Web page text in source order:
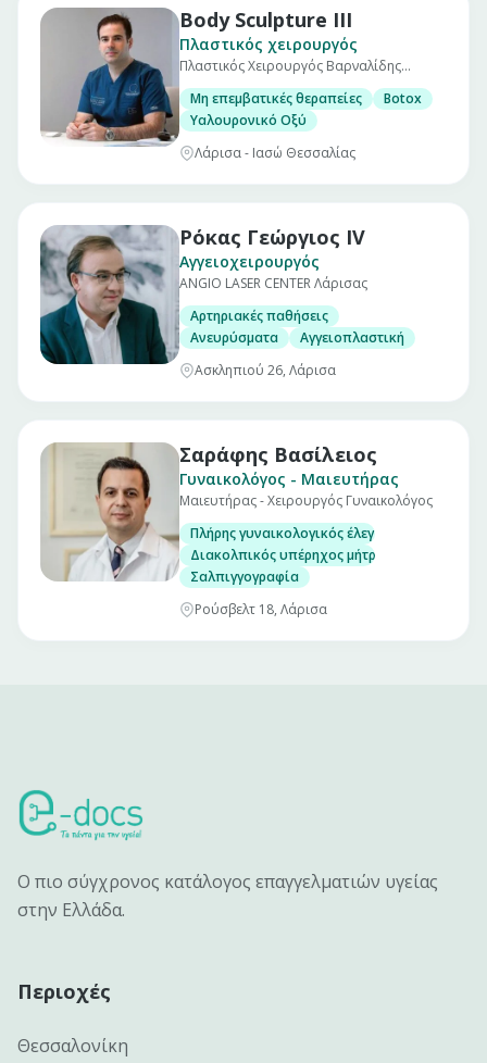
Body Sculpture ΙΙΙ
Πλαστικός χειρουργός
Πλαστικός Χειρουργός Βαρναλίδης
Μη επεμβατικές θεραπείες
Botox
Υαλουρονικό Οξύ
Λάρισα - Ιασώ Θεσσαλίας
Ρόκας Γεώργιος IV
Αγγειοχειρουργός
ANGIO LASER CENTER Λάρισας
Αρτηριακές παθήσεις
Ανευρύσματα
Αγγειοπλαστική
Ασκληπιού 26, Λάρισα
Σαράφης Βασίλειος
Γυναικολόγος - Μαιευτήρας
Μαιευτήρας - Χειρουργός Γυναικολόγος
Πλήρης γυναικολογικός έλεγχος
Διακολπικός υπέρηχος μήτρας ωοθηκών
Σαλπιγγογραφία
Ρούσβελτ 18, Λάρισα
Ο πιο σύγχρονος κατάλογος επαγγελματιών υγείας
στην Ελλάδα.
Περιοχές
Θεσσαλονίκη